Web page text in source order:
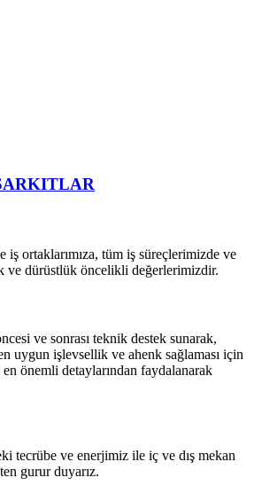
iş ortaklarımıza, tüm iş süreçlerimizde ve
ve dürüstlük öncelikli değerlerimizdir.
ve sonrası teknik destek sunarak,
uygun işlevsellik ve ahenk sağlaması için
önemli detaylarından faydalanarak
tecrübe ve enerjimiz ile iç ve dış mekan
gurur duyarız.